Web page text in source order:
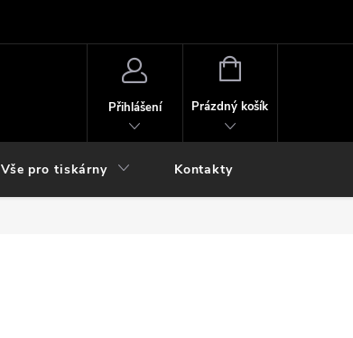
Přihlášení
NÁKUPNÍ
Prázdný košík
Vše pro tiskárny Kontakty